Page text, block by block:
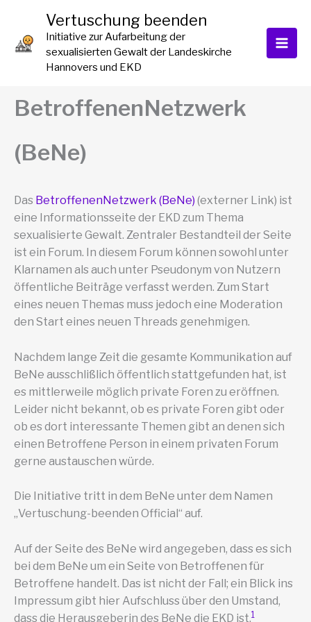
springen
Vertuschung beenden
Initiative zur Aufarbeitung der
sexualisierten Gewalt der Landeskirche
Hannovers und EKD
BetroffenenNetzwerk
(BeNe)
Das BetroffenenNetzwerk (BeNe) (externer Link) ist
eine Informationsseite der EKD zum Thema
sexualisierte Gewalt. Zentraler Bestandteil der Seite
ist ein Forum. In diesem Forum können sowohl unter
Klarnamen als auch unter Pseudonym von Nutzern
öffentliche Beiträge verfasst werden. Zum Start
eines neuen Themas muss jedoch eine Moderation
den Start eines neuen Threads genehmigen.
Nachdem lange Zeit die gesamte Kommunikation auf
BeNe ausschlißlich öffentlich stattgefunden hat, ist
es mittlerweile möglich private Foren zu eröffnen.
Leider nicht bekannt, ob es private Foren gibt oder
ob es dort interessante Themen gibt an denen sich
einen Betroffene Person in einem privaten Forum
gerne austauschen würde.
Die Initiative tritt in dem BeNe unter dem Namen
„Vertuschung-beenden Official“ auf.
Auf der Seite des BeNe wird angegeben, dass es sich
bei dem BeNe um ein Seite von Betroffenen für
Betroffene handelt. Das ist nicht der Fall; ein Blick ins
Impressum gibt hier Aufschluss über den Umstand,
dass die Herausgeberin des BeNe die EKD ist.1